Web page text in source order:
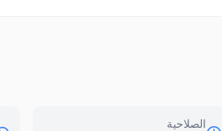
الصلاحية